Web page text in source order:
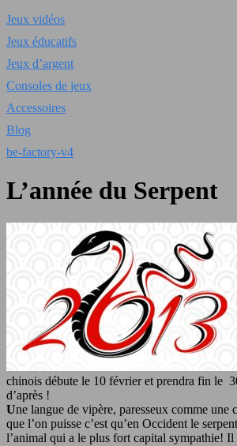
Jeux vidéos
Jeux éducatifs
Jeux d’argent
Consoles de jeux
Accessoires
Blog
be-factory-v4
L’année du Serpent
chinois débute le 10 février et prendra fin le
d’après !
Une langue de vipère, paresseux comme une
que l’on puisse c’est qu’en Occident le
l’animal qui a le plus fort capital sympathie! Il